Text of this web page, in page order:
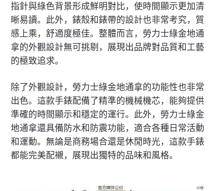
指針與綠色背景形成鮮明對比，使時間顯示更加清
晰易讀。此外，錶殼和錶帶的設計也非常考究，質
感上乘，舒適度極佳。整體而言，勞力士綠金地通
拿的外觀設計無可挑剔，展現出品牌對品質和工藝
的極致追求。
除了外觀設計，勞力士綠金地通拿的功能性也非常
出色。這款手錶配備了精準的機械機芯，能夠提供
準確的時間顯示和穩定的運行。此外，勞力士綠金
地通拿還具備防水和防震功能，適合各種日常活動
和運動。無論是商務場合還是休閒時光，這款手錶
都能完美配襯，展現出獨特的品味和風格。